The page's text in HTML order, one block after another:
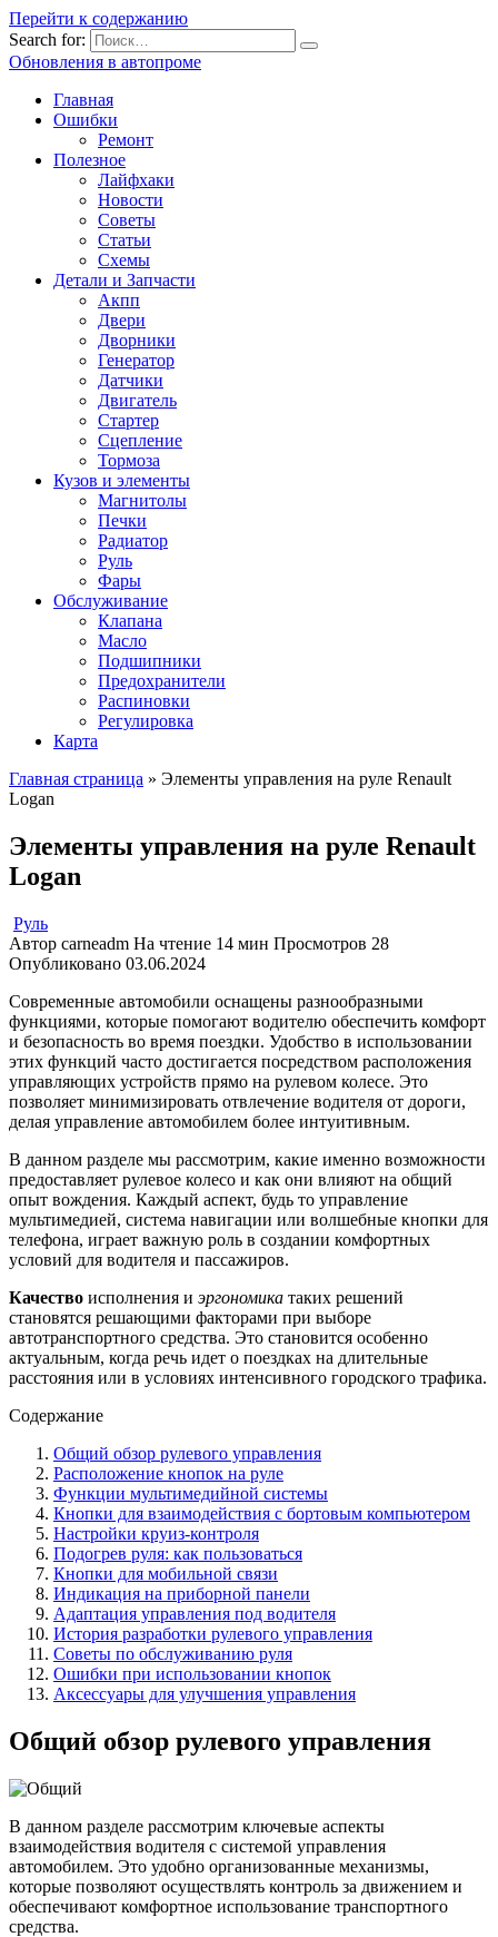
Перейти к содержанию
Search for:
Обновления в автопроме
Главная
Ошибки
Ремонт
Полезное
Лайфхаки
Новости
Советы
Статьи
Схемы
Детали и Запчасти
Акпп
Двери
Дворники
Генератор
Датчики
Двигатель
Стартер
Сцепление
Тормоза
Кузов и элементы
Магнитолы
Печки
Радиатор
Руль
Фары
Обслуживание
Клапана
Масло
Подшипники
Предохранители
Распиновки
Регулировка
Карта
Главная страница » Элементы управления на руле Renault
Logan
Элементы управления на руле Renault
Logan
Руль
Автор carneadm На чтение 14 мин Просмотров 28
Опубликовано 03.06.2024
Современные автомобили оснащены разнообразными
функциями, которые помогают водителю обеспечить комфорт
и безопасность во время поездки. Удобство в использовании
этих функций часто достигается посредством расположения
управляющих устройств прямо на рулевом колесе. Это
позволяет минимизировать отвлечение водителя от дороги,
делая управление автомобилем более интуитивным.
В данном разделе мы рассмотрим, какие именно возможности
предоставляет рулевое колесо и как они влияют на общий
опыт вождения. Каждый аспект, будь то управление
мультимедией, система навигации или волшебные кнопки для
телефона, играет важную роль в создании комфортных
условий для водителя и пассажиров.
Качество исполнения и эргономика таких решений
становятся решающими факторами при выборе
автотранспортного средства. Это становится особенно
актуальным, когда речь идет о поездках на длительные
расстояния или в условиях интенсивного городского трафика.
Содержание
Общий обзор рулевого управления
Расположение кнопок на руле
Функции мультимедийной системы
Кнопки для взаимодействия с бортовым компьютером
Настройки круиз-контроля
Подогрев руля: как пользоваться
Кнопки для мобильной связи
Индикация на приборной панели
Адаптация управления под водителя
История разработки рулевого управления
Советы по обслуживанию руля
Ошибки при использовании кнопок
Аксессуары для улучшения управления
Общий обзор рулевого управления
В данном разделе рассмотрим ключевые аспекты
взаимодействия водителя с системой управления
автомобилем. Это удобно организованные механизмы,
которые позволяют осуществлять контроль за движением и
обеспечивают комфортное использование транспортного
средства.